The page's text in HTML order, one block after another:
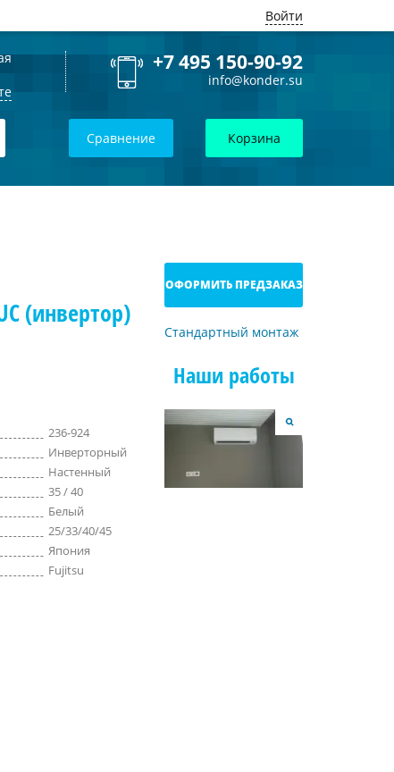
Войти
+7 495 150-90-92
info@konder.su
Сравнение Корзина
(инвертор)
236-924
Инверторный
Настенный
35 / 40
Белый
25/33/40/45
Япония
Fujitsu
ОФОРМИТЬ ПРЕДЗАКАЗ
Стандартный монтаж
Наши работы